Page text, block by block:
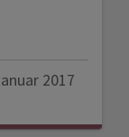
2017